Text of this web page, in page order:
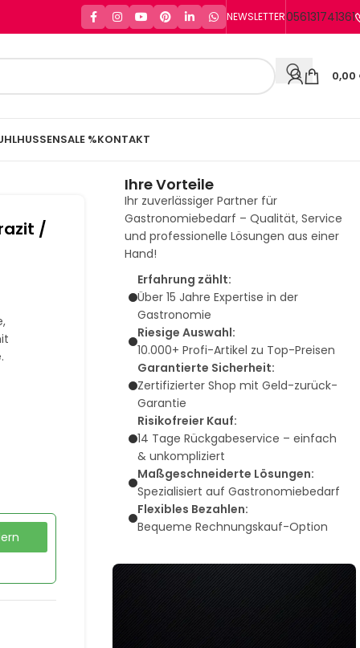
NEWSLETTER056131741361
0,00
SALE %KONTAKT
/
Ihre Vorteile
Ihr zuverlässiger Partner für
Gastronomiebedarf – Qualität, Service
und professionelle Lösungen aus einer
Hand!
Erfahrung zählt:
Über 15 Jahre Expertise in der
Gastronomie
Riesige Auswahl:
10.000+ Profi-Artikel zu Top-Preisen
Garantierte Sicherheit:
Zertifizierter Shop mit Geld-zurück-
Garantie
Risikofreier Kauf:
14 Tage Rückgabeservice – einfach
& unkompliziert
Maßgeschneiderte Lösungen:
Spezialisiert auf Gastronomiebedarf
Flexibles Bezahlen:
Bequeme Rechnungskauf-Option